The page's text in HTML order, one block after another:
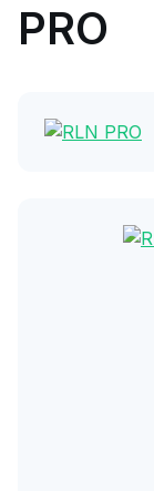
PRO